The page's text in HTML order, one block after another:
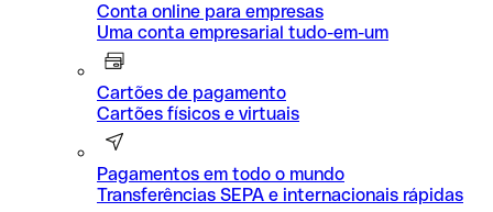
Conta online para empresas
Uma conta empresarial tudo-em-um
Cartões de pagamento
Cartões físicos e virtuais
Pagamentos em todo o mundo
Transferências SEPA e internacionais rápidas